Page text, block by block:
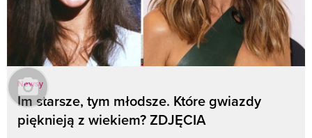
Newsy
Im starsze, tym młodsze. Które gwiazdy
pięknieją z wiekiem? ZDJĘCIA